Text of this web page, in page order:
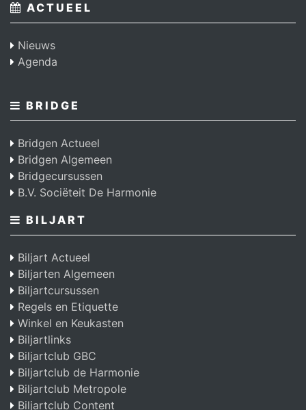
ACTUEEL
Nieuws
Agenda
BRIDGE
Bridgen Actueel
Bridgen Algemeen
Bridgecursussen
B.V. Sociëteit De Harmonie
BILJART
Biljart Actueel
Biljarten Algemeen
Biljartcursussen
Regels en Etiquette
Winkel en Keukasten
Biljartlinks
Biljartclub GBC
Biljartclub de Harmonie
Biljartclub Metropole
Biljartclub Content